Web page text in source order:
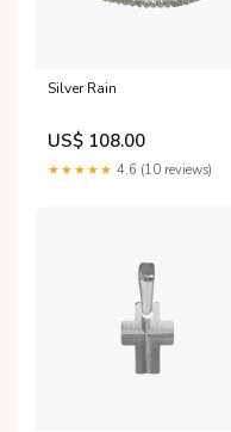
Silver Rain
US$ 108.00
★★★★★ 4.6 (10 reviews)